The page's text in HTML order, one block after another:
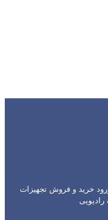
خرید و فروش تجهیزات